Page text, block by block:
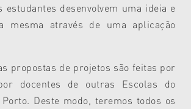
estudantes desenvolvem uma ideia e
mesma através de uma aplicação
propostas de projetos são feitas por
docentes de outras Escolas do
Deste modo, teremos todos os